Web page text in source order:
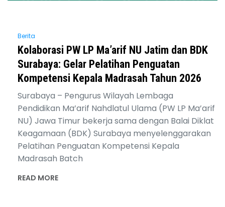
Berita
Kolaborasi PW LP Ma’arif NU Jatim dan BDK
Surabaya: Gelar Pelatihan Penguatan
Kompetensi Kepala Madrasah Tahun 2026
Surabaya – Pengurus Wilayah Lembaga
Pendidikan Ma’arif Nahdlatul Ulama (PW LP Ma’arif
NU) Jawa Timur bekerja sama dengan Balai Diklat
Keagamaan (BDK) Surabaya menyelenggarakan
Pelatihan Penguatan Kompetensi Kepala
Madrasah Batch
READ MORE